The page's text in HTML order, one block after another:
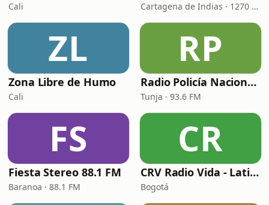
Cali Cartagena de Indias · 1270 AM
ZL
Zona Libre de Humo
Cali
RP
Radio Policía Nacional - Tunja
Tunja · 93.6 FM
FS
Fiesta Stereo 88.1 FM
Baranoa · 88.1 FM
CR
CRV Radio Vida - Latina
Bogotá